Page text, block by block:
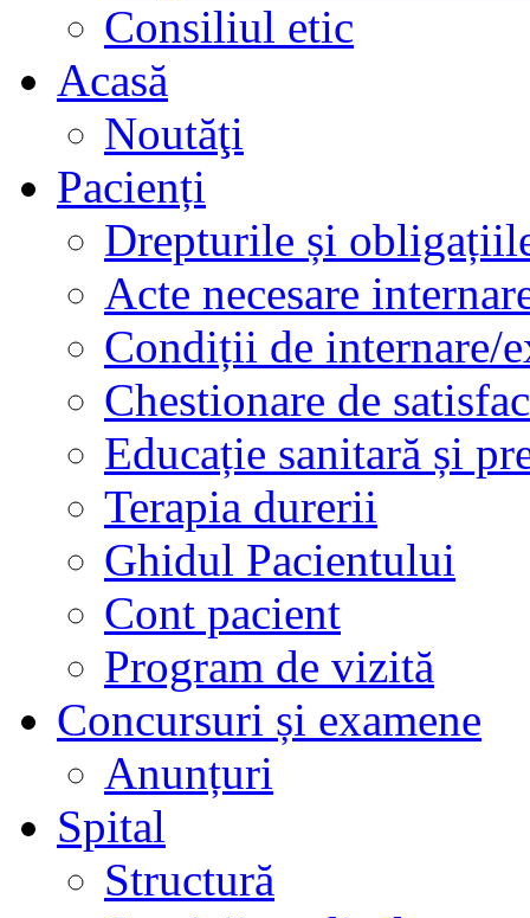
Consiliul etic
Acasă
Noutăţi
Pacienți
Drepturile și
Acte necesare
Condiții de internare/
Chestionare de
Educație sanitară și
Terapia durerii
Ghidul Pacientului
Cont pacient
Program de vizită
Concursuri și examene
Anunțuri
Spital
Structură